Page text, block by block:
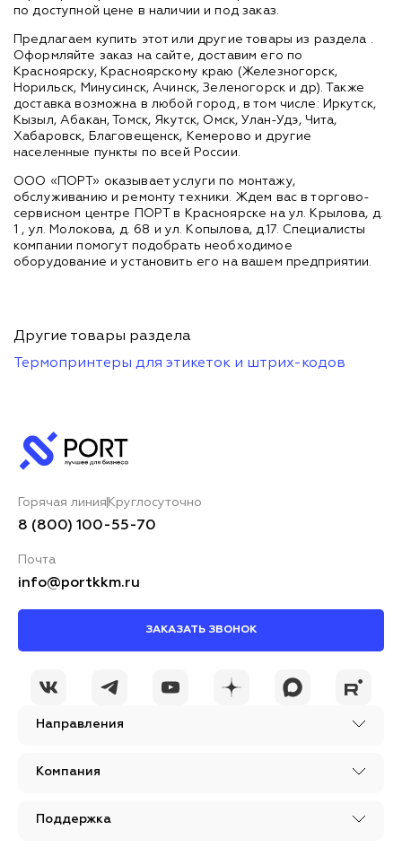
по доступной цене в наличии и под заказ.
Предлагаем купить этот или другие товары из раздела .
Оформляйте заказ на сайте, доставим его по
Красноярску, Красноярскому краю (Железногорск,
Норильск, Минусинск, Ачинск, Зеленогорск и др). Также
доставка возможна в любой город, в том числе: Иркутск,
Кызыл, Абакан, Томск, Якутск, Омск, Улан-Удэ, Чита,
Хабаровск, Благовещенск, Кемерово и другие
населенные пункты по всей России.
ООО «ПОРТ» оказывает услуги по монтажу,
обслуживанию и ремонту техники. Ждем вас в торгово-
сервисном центре ПОРТ в Красноярске на ул. Крылова, д.
1 , ул. Молокова, д. 68 и ул. Копылова, д.17. Специалисты
компании помогут подобрать необходимое
оборудование и установить его на вашем предприятии.
Другие товары раздела
Термопринтеры для этикеток и штрих-кодов
Направления
Компания
Поддержка
Горячая линия Круглосуточно
8 (800) 100-55-70
Почта
info@portkkm.ru
ЗАКАЗАТЬ ЗВОНОК